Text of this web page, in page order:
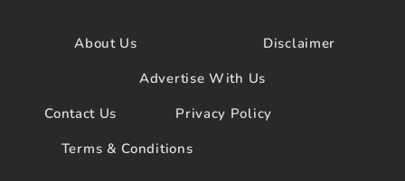
o
e
About Us
Disclaimer
Advertise With Us
Contact Us
Privacy Policy
Terms & Conditions